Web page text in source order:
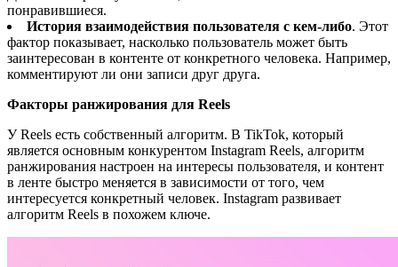
понравившиеся.
История взаимодействия пользователя с кем-либо. Этот
фактор показывает, насколько пользователь может быть
заинтересован в контенте от конкретного человека. Например,
комментируют ли они записи друг друга.
Факторы ранжирования для Reels
У Reels есть собственный алгоритм. В TikTok, который
является основным конкурентом Instagram Reels, алгоритм
ранжирования настроен на интересы пользователя, и контент
в ленте быстро меняется в зависимости от того, чем
интересуется конкретный человек. Instagram развивает
алгоритм Reels в похожем ключе.